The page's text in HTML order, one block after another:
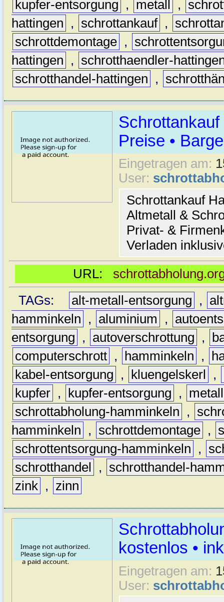
kupfer-entsorgung
, metall ,
hattingen
, schrottankauf ,
schrottdemontage ,
hattingen
,
schrotthaendler-
schrotthandel-hattingen
,
Schrottankauf
Preise •
Eingetragen am:
User:
Schrottankauf
Altmetall &
Privat- &
Verladen
URL:
TAGs:
alt-metall-entsorgung ,
hamminkeln
, aluminium ,
entsorgung
, autoverschrottung ,
computerschrott , hamminkeln ,
kabel-entsorgung
, kluengelskerl ,
kupfer , kupfer-entsorgung ,
metall
schrottabholung-hamminkeln
,
hamminkeln
, schrottdemontage ,
schrottentsorgung-hamminkeln
,
schrotthandel
,
schrotthandel-
zink , zinn
kostenlos •
Eingetragen am:
User: